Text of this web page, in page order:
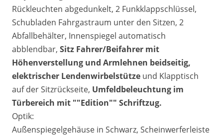
Rückleuchten abgedunkelt, 2 Funkklappschlüssel,
Schubladen Fahrgastraum unter den Sitzen, 2
Abfallbehälter, Innenspiegel automatisch
abblendbar, Sitz Fahrer/Beifahrer mit
Höhenverstellung und Armlehnen beidseitig,
elektrischer Lendenwirbelstütze und Klapptisch
auf der Sitzrückseite, Umfeldbeleuchtung im
Türbereich mit ""Edition"" Schriftzug.
Optik:
Außenspiegelgehäuse in Schwarz, Scheinwerferleiste